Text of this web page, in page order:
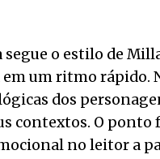
o estilo de
em um ritmo
dos
contextos. O
no leitor a